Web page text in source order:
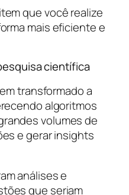
que você realize
mais eficiente e
científica
transformado a
algoritmos
volumes de
e gerar insights
análises e
que seriam